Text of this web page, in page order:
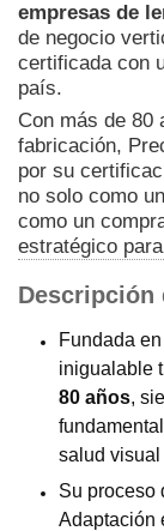
empresas de
de negocio
certificada con
país.
Con más de 80
fabricación,
por su
no solo como un
como un
estratégico
Descripción
Fundada
inigualable
80 años,
salud visual
Su proceso
Adaptación